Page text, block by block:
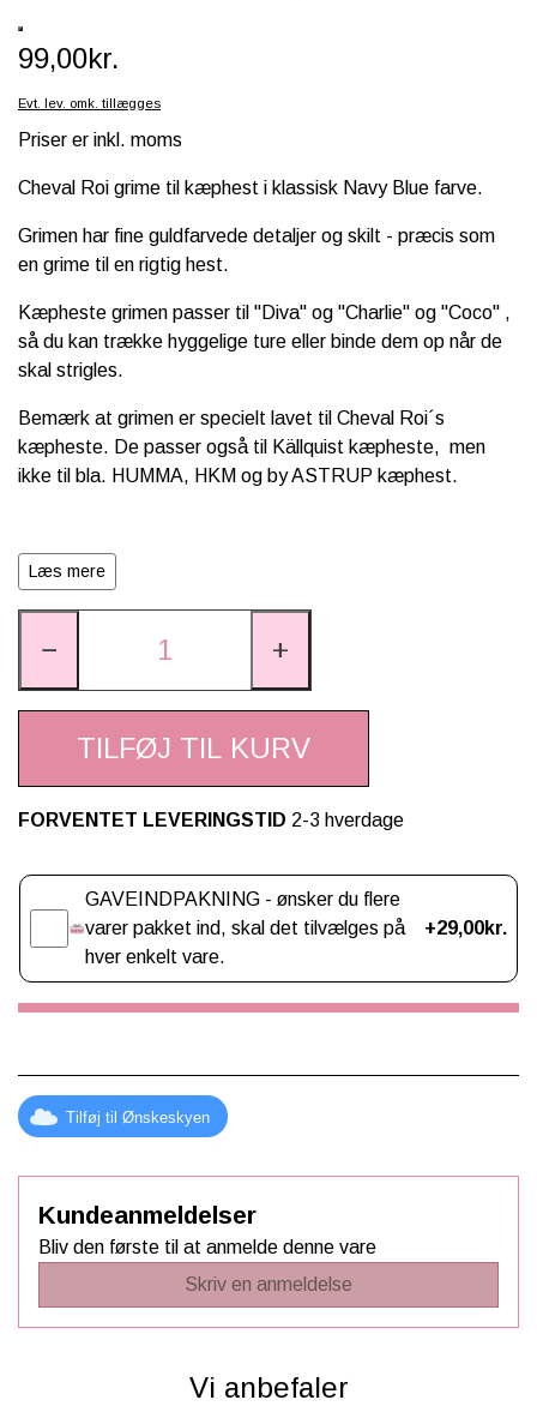
SJOVE HESTE TING
BABY
99,00kr.
Evt. lev. omk. tillægges
Priser er inkl. moms
Cheval Roi grime til kæphest i klassisk Navy Blue farve.
Grimen har fine guldfarvede detaljer og skilt - præcis som
en grime til en rigtig hest.
Kæpheste grimen passer til "Diva" og "Charlie" og "Coco" ,
så du kan trække hyggelige ture eller binde dem op når de
skal strigles.
Bemærk at grimen er specielt lavet til Cheval Roi´s
kæpheste. De passer også til Källquist kæpheste, men
ikke til bla. HUMMA, HKM og by ASTRUP kæphest.
Materiale: polypropylene
Mærkning: CE
Læs mere
− +
TILFØJ TIL KURV
FORVENTET LEVERINGSTID 2-3 hverdage
GAVEINDPAKNING - ønsker du flere
varer pakket ind, skal det tilvælges på
hver enkelt vare.
+29,00kr.
Tilføj til Ønskeskyen
Kundeanmeldelser
Bliv den første til at anmelde denne vare
Skriv en anmeldelse
Vi anbefaler